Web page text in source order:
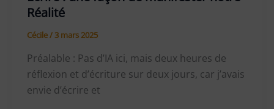
Réalité
Cécile/3 mars 2025
Préalable : Pas d’IA ici, mais deux heures de
réflexion et d’écriture sur deux jours, car j’avais
envie d’écrire et